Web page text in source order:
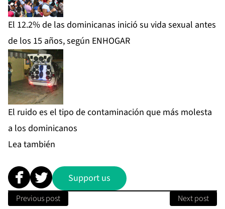
El 12.2% de las dominicanas inició su vida sexual antes
de los 15 años, según ENHOGAR
El ruido es el tipo de contaminación que más molesta
a los dominicanos
Lea también
Support us
Previous post Next post